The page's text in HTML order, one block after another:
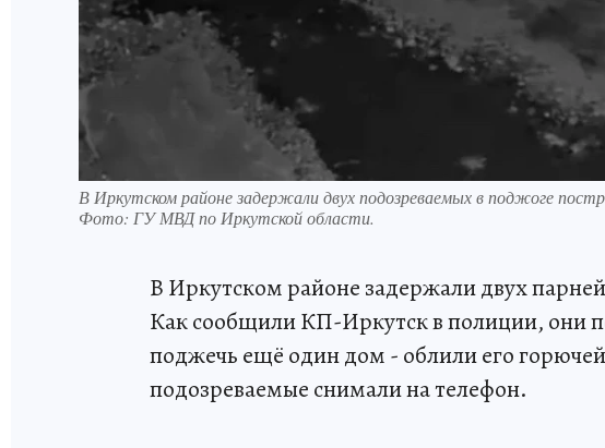
В Иркутском районе задержали двух подозреваемых в поджоге
Фото: ГУ МВД по Иркутской области.
В Иркутском районе задержали двух
Как сообщили КП-Иркутск в полиции, они
поджечь ещё один дом - облили его
подозреваемые снимали на телефон.